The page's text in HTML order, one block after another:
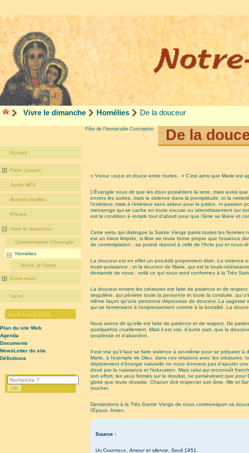
Vivre le dimanche Homélies De la douceur
Fête de l’Immaculée Conception De la
« Vierge unique et douce entre toutes . » C’est ainsi que Marie est
L’Évangile nous dit que les doux possèdent la terre, mais aussi
envers les autres, mais la violence dans la promptitude, et la
l’extérieur, mais à l’intérieur sans ardeur pour la justice, ni
mensonge qui se cache en toute excuse ou attendrissement sur
est la condition à remplir tout d’abord pour que l’âme se libère et
Cette vertu qui distingue la Sainte Vierge parmi toutes les femmes
est un miroir limpide, si libre de toute forme propre que l’essence
de contemplation : sa pureté répond à celle de l’Acte pur et nous
La douceur est en effet un procédé proprement divin. La violence
toute-puissance ; et la douceur de Marie, qui est la toute-
demande de nous : voilà ce qui nous rend conformes à la Très
La douceur envers les créatures est faite de patience et de
singulière, qui pénètre toute la personne et toute la conduite, qui
même façon qu’une personne dépourvue de douceur. La
qui se fermeraient à l’empressement comme à la brutalité. La
Nous avons dit qu’elle est faite de patience et de respect. De
quelquefois cruellement. Mais il est vrai, d’autre part, que la
souplesse et d’abandon.
Il est vrai qu’il faut se faire violence à soi-même pour se préparer
Marie, à l’exemple de Dieu, dans nos relations avec les
déploiement d’énergie naturelle ne nous donnera pas d’ajouter
doué par la naissance et l’éducation. Mais celui qui reconnaît
son effort, les yeux fermés sur le résultat, ne persévérant quepour
gloire que toute réussite. Chacun doit respecter son âme, fille et
toucher.
Demandons à la Très Sainte Vierge de nous communiquer sa
l’Époux. Amen.
Source :
Un Chartreux,Amour et silence, Seuil 1951.
Accueil
Frère Joseph
Audio MP3
Bonnes feuilles
Prières
Vivre le dimanche
Commentaires d’évangile
Homélies
Jésus, je t’aime
Entre-nous
Liens
Jeudi 6 août 2026
Plan du site Web
Agenda
Documents
NewsLetter du site
Définitions